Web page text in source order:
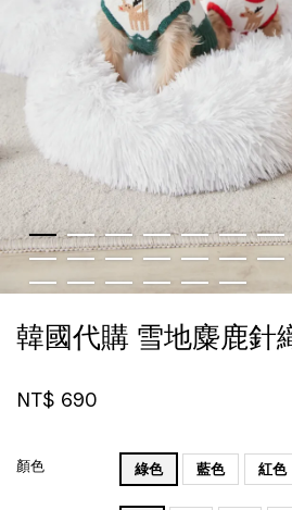
韓國代購 雪地麋鹿針
NT$ 690
顏色 綠色 藍色 紅色